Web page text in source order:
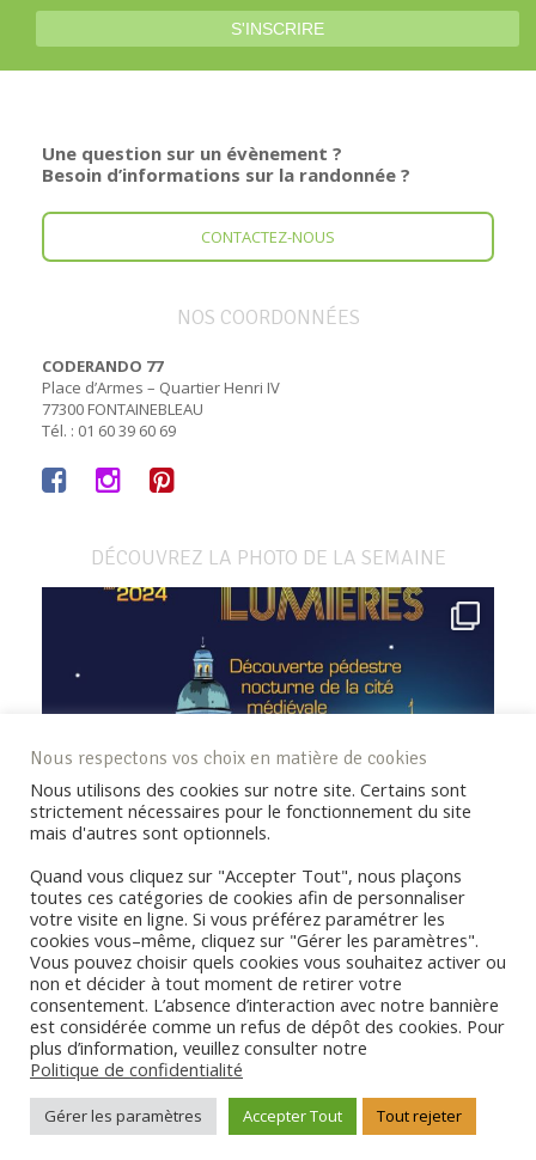
Une question sur un évènement ?
Besoin d’informations sur la randonnée ?
CONTACTEZ-NOUS
NOS COORDONNÉES
CODERANDO 77
Place d’Armes – Quartier Henri IV
77300 FONTAINEBLEAU
Tél. : 01 60 39 60 69
DÉCOUVREZ LA PHOTO DE LA SEMAINE
REJOIGNEZ LA COMMUNAUTÉ !
Copyright © Coderando77 - Tous droits réservés -
Politique de
confidentialité
Nous respectons vos choix en matière de cookies
Nous utilisons des cookies sur notre site. Certains sont
strictement nécessaires pour le fonctionnement du site
mais d'autres sont optionnels.
Quand vous cliquez sur "Accepter Tout", nous plaçons
toutes ces catégories de cookies afin de personnaliser
votre visite en ligne. Si vous préférez paramétrer les
cookies vous–même, cliquez sur "Gérer les paramètres".
Vous pouvez choisir quels cookies vous souhaitez activer ou
non et décider à tout moment de retirer votre
consentement. L’absence d’interaction avec notre bannière
est considérée comme un refus de dépôt des cookies. Pour
plus d’information, veuillez consulter notre
Politique de confidentialité
Gérer les paramètres Accepter Tout Tout rejeter